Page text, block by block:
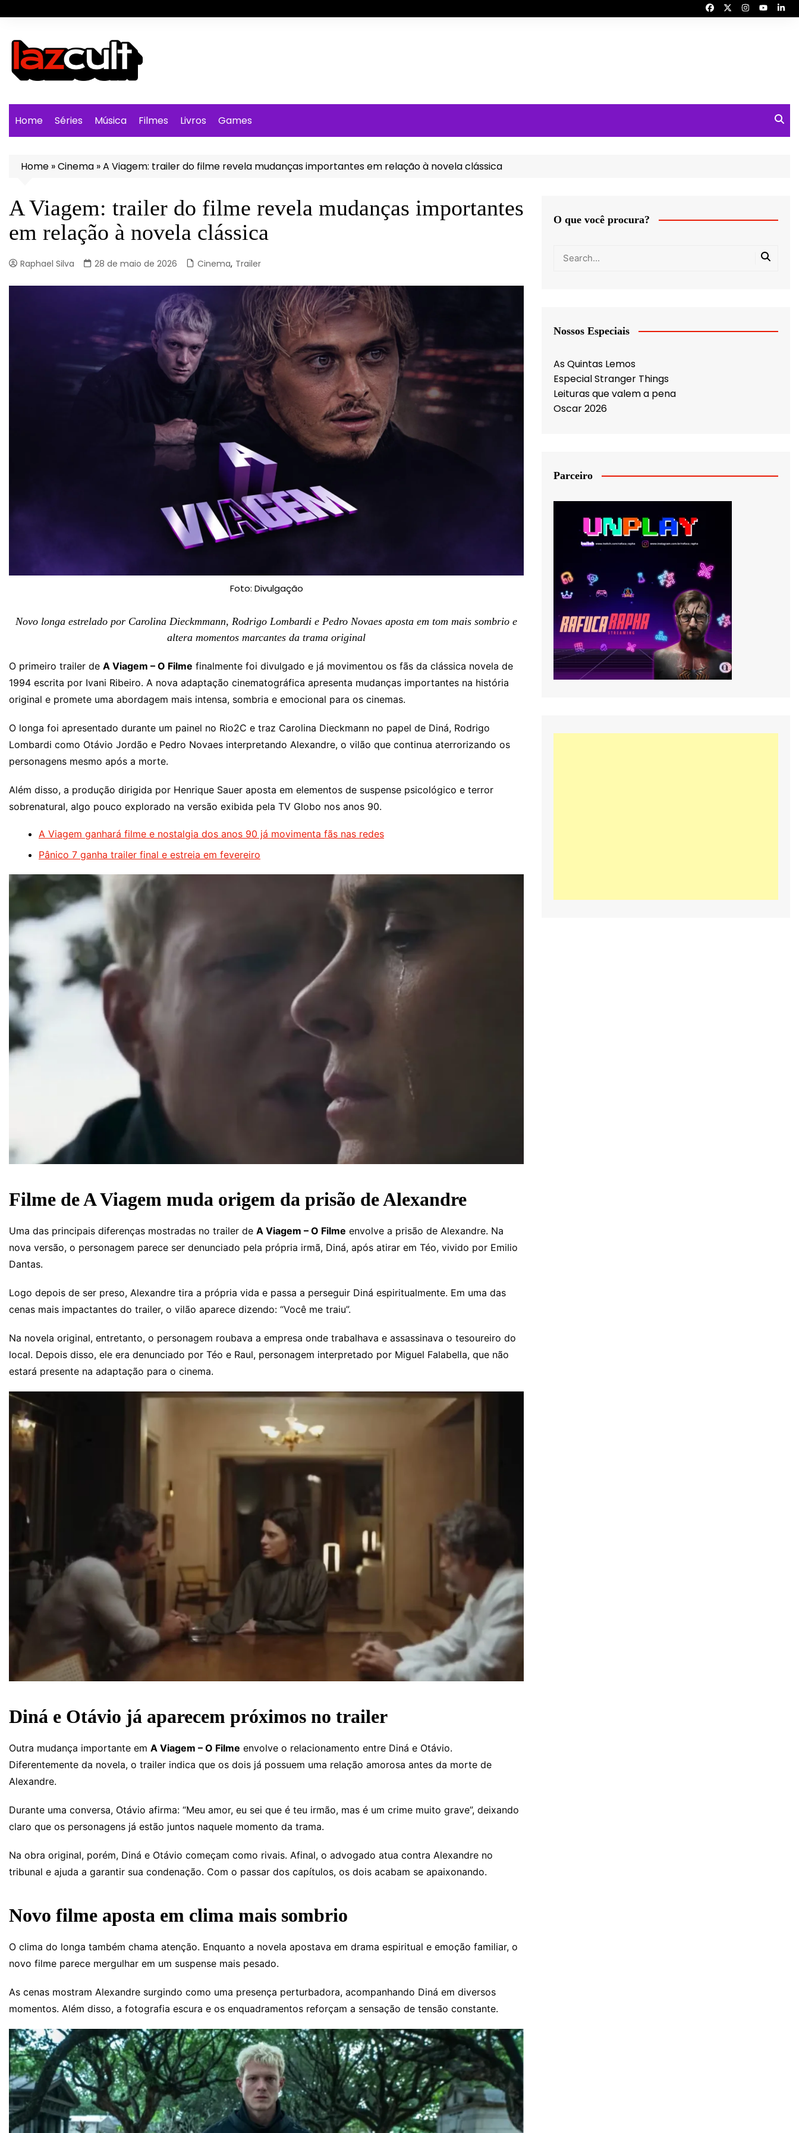
para
conteúdo
Home Séries Música Filmes Livros Games
Home »Cinema »A Viagem: trailer do filme revela mudanças importantes em relação à novela clássica
A Viagem: trailer do filme revela mudanças importantes
em relação à novela clássica
Raphael Silva 28 de maio de 2026 Cinema, Trailer
Foto: Divulgação
Novo longa estrelado por Carolina Dieckmmann, Rodrigo Lombardi e Pedro Novaes aposta em tom mais sombrio e
altera momentos marcantes da trama original
O primeiro trailer de A Viagem – O Filme finalmente foi divulgado e já movimentou os fãs da clássica novela de
1994 escrita por Ivani Ribeiro. A nova adaptação cinematográfica apresenta mudanças importantes na história
original e promete uma abordagem mais intensa, sombria e emocional para os cinemas.
O longa foi apresentado durante um painel no Rio2C e traz Carolina Dieckmann no papel de Diná, Rodrigo
Lombardi como Otávio Jordão e Pedro Novaes interpretando Alexandre, o vilão que continua aterrorizando os
personagens mesmo após a morte.
Além disso, a produção dirigida por Henrique Sauer aposta em elementos de suspense psicológico e terror
sobrenatural, algo pouco explorado na versão exibida pela TV Globo nos anos 90.
A Viagem ganhará filme e nostalgia dos anos 90 já movimenta fãs nas redes
Pânico 7 ganha trailer final e estreia em fevereiro
Filme de A Viagem muda origem da prisão de Alexandre
Uma das principais diferenças mostradas no trailer de A Viagem – O Filme envolve a prisão de Alexandre. Na
nova versão, o personagem parece ser denunciado pela própria irmã, Diná, após atirar em Téo, vivido por Emilio
Dantas.
Logo depois de ser preso, Alexandre tira a própria vida e passa a perseguir Diná espiritualmente. Em uma das
cenas mais impactantes do trailer, o vilão aparece dizendo: “Você me traiu”.
Na novela original, entretanto, o personagem roubava a empresa onde trabalhava e assassinava o tesoureiro do
local. Depois disso, ele era denunciado por Téo e Raul, personagem interpretado por Miguel Falabella, que não
estará presente na adaptação para o cinema.
Diná e Otávio já aparecem próximos no trailer
Outra mudança importante em A Viagem – O Filme envolve o relacionamento entre Diná e Otávio.
Diferentemente da novela, o trailer indica que os dois já possuem uma relação amorosa antes da morte de
Alexandre.
Durante uma conversa, Otávio afirma: “Meu amor, eu sei que é teu irmão, mas é um crime muito grave”, deixando
claro que os personagens já estão juntos naquele momento da trama.
Na obra original, porém, Diná e Otávio começam como rivais. Afinal, o advogado atua contra Alexandre no
tribunal e ajuda a garantir sua condenação. Com o passar dos capítulos, os dois acabam se apaixonando.
Novo filme aposta em clima mais sombrio
O clima do longa também chama atenção. Enquanto a novela apostava em drama espiritual e emoção familiar, o
novo filme parece mergulhar em um suspense mais pesado.
As cenas mostram Alexandre surgindo como uma presença perturbadora, acompanhando Diná em diversos
momentos. Além disso, a fotografia escura e os enquadramentos reforçam a sensação de tensão constante.
O que você procura?
Nossos Especiais
As Quintas Lemos
Especial Stranger Things
Leituras que valem a pena
Oscar 2026
Parceiro